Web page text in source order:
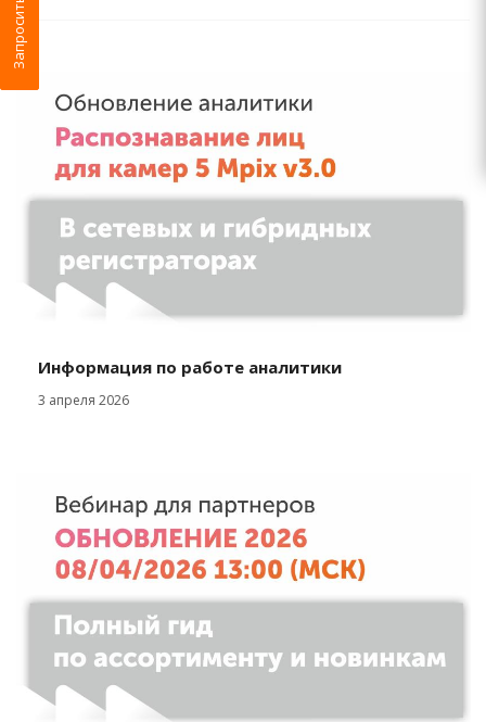
Информация по работе аналитики
3 апреля 2026